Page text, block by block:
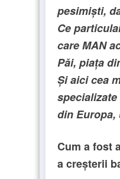
pesimiști,
Ce
care MAN
Păi, piața
Și aici cea
din Europa,
Cum a fost
a creșterii